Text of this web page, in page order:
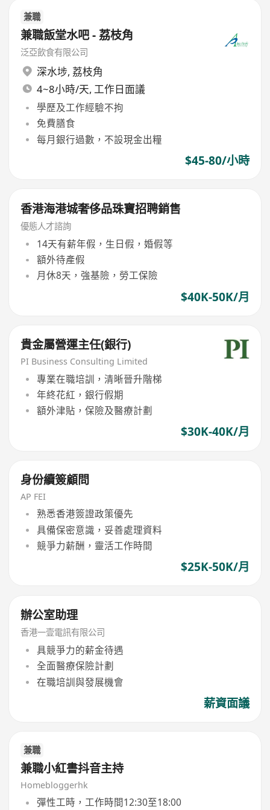
兼職
兼職飯堂水吧 - 荔枝角
泛亞飲食有限公司
深水埗, 荔枝角
4~8小時/天, 工作日面議
學歷及工作經驗不拘
免費膳食
每月銀行過數，不設現金出糧
$45-80/小時
香港海港城奢侈品珠寶招聘銷售
優態人才諮詢
14天有薪年假，生日假，婚假等
額外待產假
月休8天，強基險，勞工保險
$40K-50K/月
貴金屬營運主任(銀行)
PI Business Consulting Limited
專業在職培訓，清晰晉升階梯
年終花紅，銀行假期
額外津貼，保險及醫療計劃
$30K-40K/月
身份續簽顧問
AP FEI
熟悉香港簽證政策優先
具備保密意識，妥善處理資料
競爭力薪酬，靈活工作時間
$25K-50K/月
辦公室助理
香港一壹電訊有限公司
具競爭力的薪金待遇
全面醫療保險計劃
在職培訓與發展機會
薪資面議
兼職
兼職小紅書抖音主持
Homebloggerhk
彈性工時，工作時間12:30至18:00